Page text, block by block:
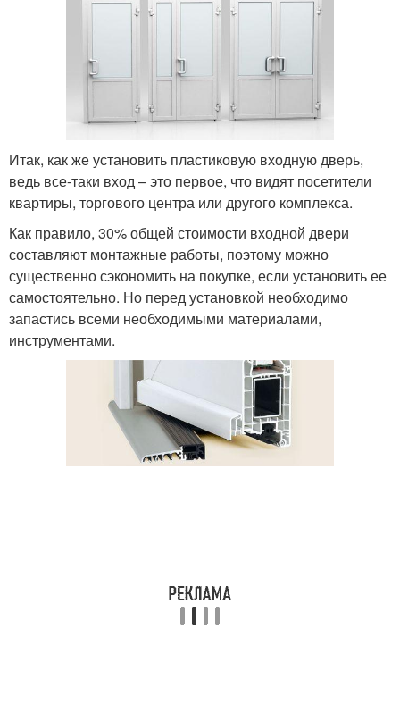
Итак, как же установить пластиковую входную дверь,
ведь все-таки вход – это первое, что видят посетители
квартиры, торгового центра или другого комплекса.
Как правило, 30% общей стоимости входной двери
составляют монтажные работы, поэтому можно
существенно сэкономить на покупке, если установить ее
самостоятельно. Но перед установкой необходимо
запастись всеми необходимыми материалами,
инструментами.